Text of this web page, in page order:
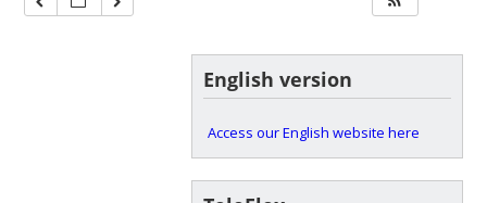
English version
Access our English website here